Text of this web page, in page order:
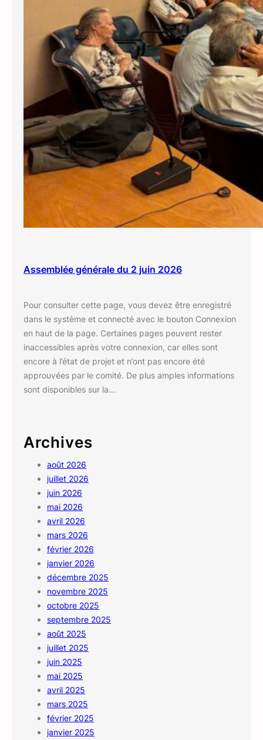
Assemblée générale du 2 juin 2026
Pour consulter cette page, vous devez être enregistré
dans le système et connecté avec le bouton Connexion
en haut de la page. Certaines pages peuvent rester
inaccessibles après votre connexion, car elles sont
encore à l’état de projet et n’ont pas encore été
approuvées par le comité. De plus amples informations
sont disponibles sur la…
Archives
août 2026
juillet 2026
juin 2026
mai 2026
avril 2026
mars 2026
février 2026
janvier 2026
décembre 2025
novembre 2025
octobre 2025
septembre 2025
août 2025
juillet 2025
juin 2025
mai 2025
avril 2025
mars 2025
février 2025
janvier 2025